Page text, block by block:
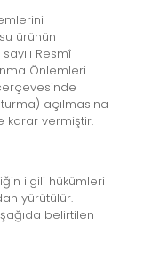
ürünün
Resmî
Önlemleri
açılmasına
karar vermiştir.
ilgili hükümleri
yürütülür.
belirtilen